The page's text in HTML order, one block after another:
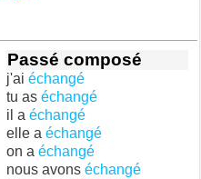
Passé composé
j'ai échangé
tu as échangé
il a échangé
elle a échangé
on a échangé
nous avons échangé